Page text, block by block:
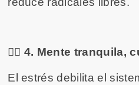
🧘‍♀️ 4. Mente tranquila,
El estrés debilita el